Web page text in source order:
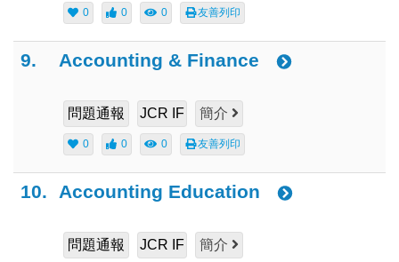
0 0 0 友善列印
9. Accounting & Finance
問題通報 JCR IF 簡介
0 0 0 友善列印
10. Accounting Education
問題通報 JCR IF 簡介